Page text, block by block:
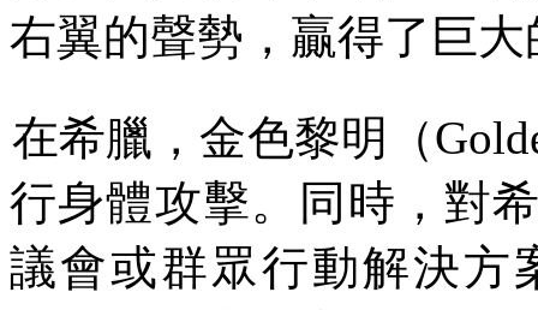
右翼的聲勢，贏得了巨
在希臘，金色黎明（
行身體攻擊。同時，對
議會或群眾行動解決方